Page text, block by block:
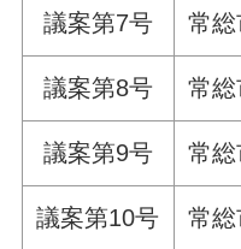
議案第7号 常
議案第8号 常総
議案第9号 常
議案第10号 常